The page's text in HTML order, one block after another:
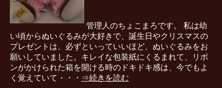
管理人のちょこまろです。 私は幼
い頃からぬいぐるみが大好きで、誕生日やクリスマスの
プレゼントは、必ずといっていいほど、ぬいぐるみをお
願いしていました。キレイな包装紙にくるまれて、リボ
ンがかけられた箱を開ける時のドキドキ感は、今でもよ
く覚えていて・・・ ⇒続きを読む